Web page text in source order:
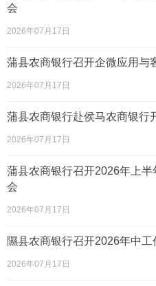
会
2026年07月17日
蒲县农商银行召开企微应用与
2026年07月17日
蒲县农商银行赴侯马农商银行
2026年07月17日
蒲县农商银行召开2026年上
会
2026年07月17日
隰县农商银行召开2026年中工
2026年07月17日